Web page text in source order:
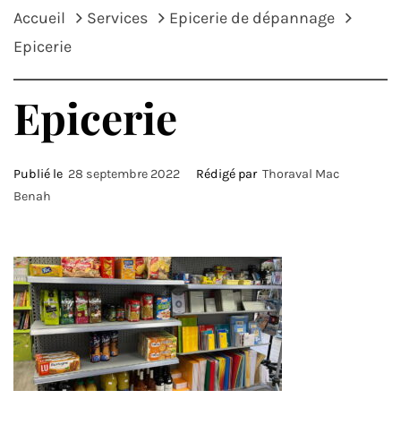
Accueil Services
Epicerie de dépannage
Epicerie
Epicerie
Publié le 28 septembre 2022 Rédigé par Thoraval Mac
Benah